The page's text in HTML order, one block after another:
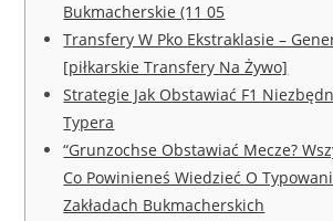
Bukmacherskie (11 05
Transfery W Pko Ekstraklasie –
[piłkarskie Transfery Na Żywo]
Strategie Jak Obstawiać F1
Typera
“Grunzochse Obstawiać Mecze?
Co Powinieneś Wiedzieć O
Zakładach Bukmacherskich